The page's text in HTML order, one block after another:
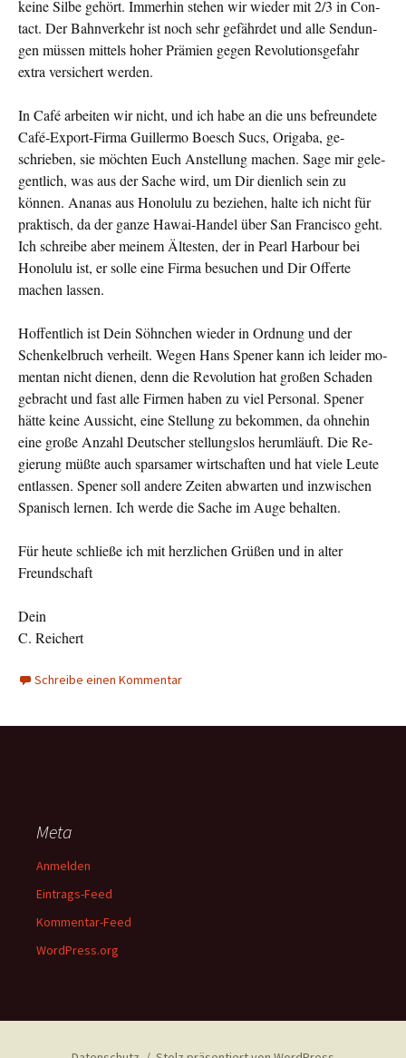
keine Silbe gehört. Immerhin stehen wir wieder mit 2/3 in Con­
tact. Der Bahnverkehr ist noch sehr gefährdet und alle Sendun­
gen müssen mittels hoher Prämien gegen Revolutionsge­fahr
extra versichert werden.
In Café arbeiten wir nicht, und ich habe an die uns befreun­dete
Café-Export-Firma Guillermo Boesch Sucs, Origaba, ge­
schrieben, sie möchten Euch Anstellung machen. Sage mir gele­
gentlich, was aus der Sache wird, um Dir dienlich sein zu
können. Ananas aus Honolulu zu beziehen, halte ich nicht für
praktisch, da der ganze Hawai-Handel über San Francisco geht.
Ich schreibe aber meinem Ältesten, der in Pearl Harbour bei
Honolulu ist, er solle eine Firma besuchen und Dir Offerte
machen lassen.
Hoffentlich ist Dein Söhnchen wieder in Ordnung und der
Schen­kelbruch verheilt. Wegen Hans Spener kann ich leider mo­
mentan nicht dienen, denn die Revolution hat großen Schaden
gebracht und fast alle Firmen haben zu viel Personal. Spener
hätte keine Aussicht, eine Stellung zu bekommen, da ohnehin
eine große An­zahl Deutscher stellungslos herumläuft. Die Re­
gierung müßte auch sparsamer wirtschaften und hat viele Leute
entlassen. Spe­ner soll andere Zeiten abwarten und inzwischen
Spanisch lernen. Ich werde die Sache im Auge behalten.
Für heute schließe ich mit herzlichen Grüßen und in alter
Freundschaft
Dein
C. Reichert
Schreibe einen Kommentar
Meta
Anmelden
Eintrags-Feed
Kommentar-Feed
WordPress.org